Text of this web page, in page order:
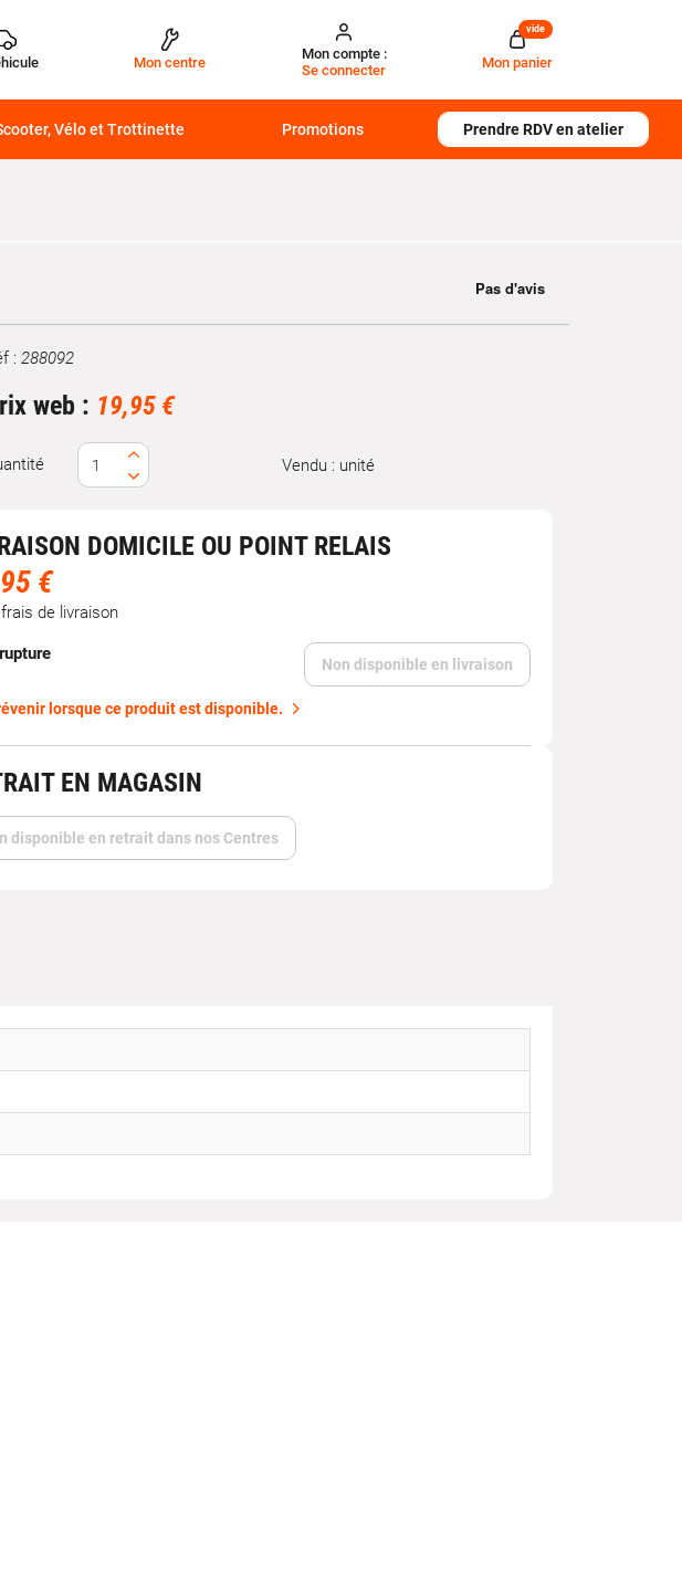
Mon centre
Mon compte :
Se connecter
Mon panier
vide
Vélo et Trottinette Promotions Prendre RDV en atelier
: 288092
web : 19,95 €
Vendu : unité
DOMICILE OU POINT RELAIS
€
de livraison
Non disponible en livraison
lorsque ce produit est disponible.
EN MAGASIN
disponible en retrait dans nos Centres